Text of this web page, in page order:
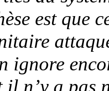
est que
ignore
il n’y a pas